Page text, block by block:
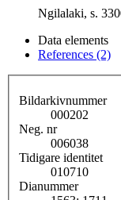
Ngilalaki, s.
Data elements
References (2)
Bildarkivnummer
000202
Neg. nr
006038
Tidigare identitet
010710
Dianummer